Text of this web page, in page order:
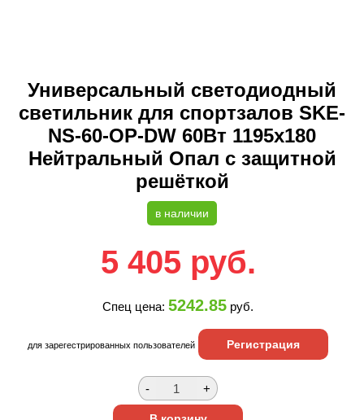
Универсальный светодиодный
светильник для спортзалов SKE-
NS-60-OP-DW 60Вт 1195х180
Нейтральный Опал с защитной
решёткой
в наличии
5 405 руб.
Спец цена: 5242.85 руб.
для зарегестрированных пользователей Регистрация